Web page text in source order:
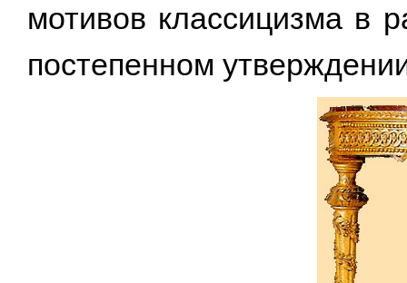
мотивов классицизма в
постепенном